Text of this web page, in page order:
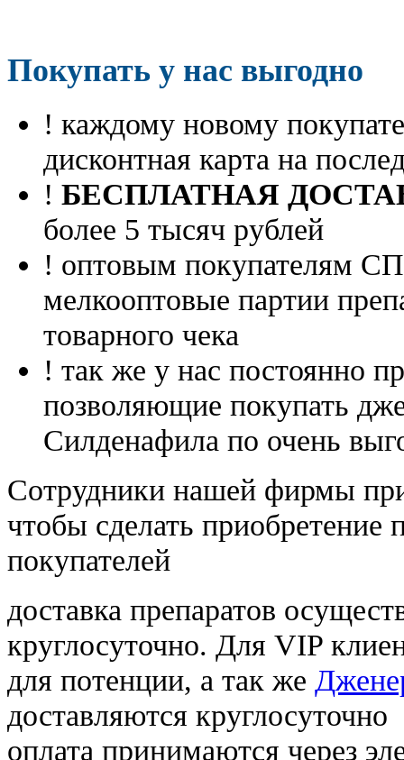
Покупать у нас выгодно
! каждому новому
дисконтная карта на
! БЕСПЛАТНАЯ
более 5 тысяч рублей
! оптовым покупателям
мелкооптовые партии
товарного чека
! так же у нас постоянно
позволяющие покупать
Силденафила по очень
Cотрудники нашей фирмы
чтобы сделать приобретение
покупателей
доставка препаратов
круглосуточно. Для VIP
для потенции, а так же
доставляются круглосуточно
оплата принимаются через